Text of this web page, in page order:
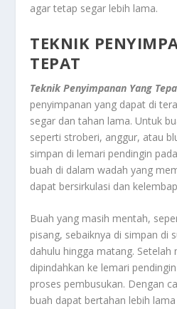
agar tetap segar lebih lama.
TEKNIK
TEPAT
Teknik Penyimpanan Yang
penyimpanan yang dapat di
segar dan tahan lama. Untuk
seperti stroberi, anggur, atau
simpan di lemari pendingin
buah di dalam wadah yang
dapat bersirkulasi dan
Buah yang masih mentah,
pisang, sebaiknya di simpan di
dahulu hingga matang.
dipindahkan ke lemari
proses pembusukan. Dengan
buah dapat bertahan lebih